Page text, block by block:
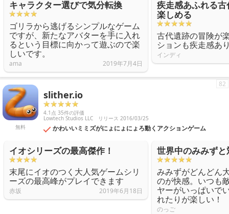
キャラクター選びで気分転換
ゴリラから逃げるシンプルなゲーム
ですが、新たなアバターを手に入れ
るという目標に向かって遊ぶので楽
しいです。
ama 2019年7月4日
疾走感あふれる
楽しめる
古代遺跡の冒険が
ションも疾走感あ
インディ
無料
slither.io
4.1点 35件の評価
Lowtech Studios LLC リリース 2016/03/25
かわいいミミズがにょにょにょろ動くアクションゲーム
82
イオシリーズの最高傑作！
末尾にイオのつく大人気ゲームシリ
ーズの最高峰がプレイできます
赤坂 2019年6月18日
世界中のみみずと
みみずがどんどん
のが快感。いつも
ヤーがいっぱいで
れたりが楽しい！
のっご